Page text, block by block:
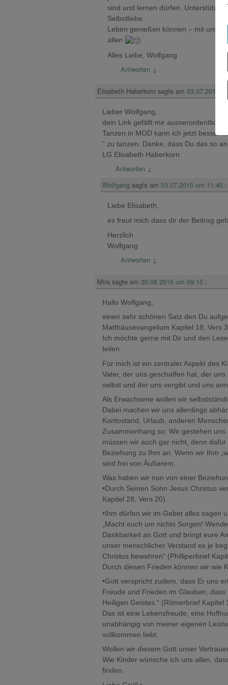
sind und lernen dürfen.
Selbstliebe.
Leben genießen können – mit
allen
Alles Liebe, Wolfgang
Antworten ↓
Elisabeth Haberkorn sagte am 03.07.2015
Lieber Wolfgang,
dein Link gefällt mir ausserordentlich
Tanzen in MOD kann ich jetzt besser
“ zu tanzen. Danke, dass Du das so
LG Elisabeth Haberkorn
Antworten ↓
Wolfgang sagte am 03.07.2015 um 11:40 :
Liebe Elisabeth,
es freut mich dass dir der Beitrag
Herzlich
Wolfgang
Antworten ↓
Mira sagte am 30.08.2015 um 09:15 :
Hallo Wolfgang,
einen sehr schönen Satz den Du
Matthäusevangelium Kapitel 18, Vers
Ich möchte gerne mit Dir und den
teilen.
Für mich ist ein zentraler Aspekt des
Vater, der uns geschaffen hat, der
selbst und der uns vergibt und uns
Als Erwachsene wollen wir
Dabei machen wir uns allerdings
Kontostand, Urlaub, anderen
Zusammenhang so: Wir gestehen
müssen wir auch gar nicht, denn
Beziehung zu Ihm an. Wenn wir Ihm
sind frei von Äußerem.
Was haben wir nun von einer
•Durch Seinen Sohn Jesus Christus
Kapitel 28, Vers 20).
•Ihm dürfen wir im Gebet alles sagen
„Macht euch um nichts Sorgen!
Dankbarkeit an Gott und bringt eure
unser menschlicher Verstand es je
Christus bewahren“ (Philliperbrief
Durch diesen Frieden können wir wie
•Gott verspricht zudem, dass Er uns
Freude und Frieden im Glauben,
Heiligen Geistes.“ (Römerbrief Kapitel
Das ist eine Lebensfreude, eine
unabhängig von meiner eigenen
vollkommen liebt.
Wollen wir diesem Gott unser
Wie Kinder wünsche ich uns allen,
finden.